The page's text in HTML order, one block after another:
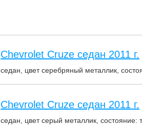
Chevrolet Cruze седан 2011 г.
седан, цвет серебряный металлик,
Chevrolet Cruze седан 2011 г.
седан, цвет серый металлик,